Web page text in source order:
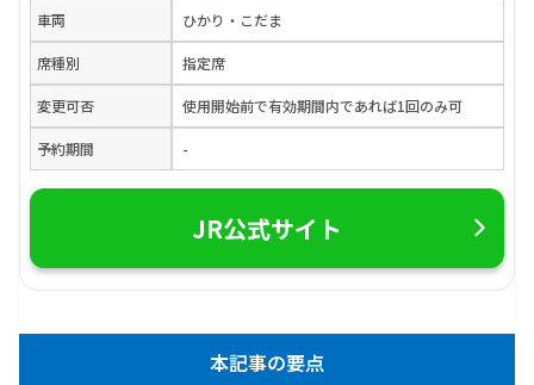
車両 ひかり・こだま
席種別 指定席
変更可否 使用開始前で有効期間内であれば1回のみ可
予約期間 -
JR公式サイト
本記事の要点